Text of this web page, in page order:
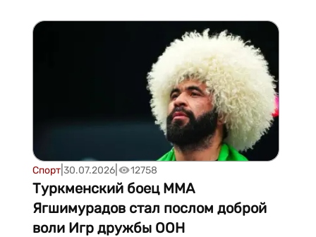
среди игроков до 17 лет 2027 года переданы
Узбекистану. Хозяйкой Кубка Азии среди
молодежных сборных (до 23 лет) 2028 года,
который одновременно...
Спорт| 30.07.2026| 12758
Туркменский боец ММА
Ягшимурадов стал послом доброй
воли Игр дружбы ООН